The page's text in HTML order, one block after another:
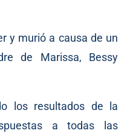
y murió a causa de un
de Marissa, Bessy
los resultados de la
a todas las